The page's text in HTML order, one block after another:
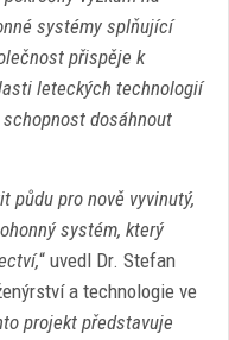
systémy splňující
přispěje k
leteckých technologií
dosáhnout
půdu pro nově vyvinutý,
systém, který
“ uvedl Dr. Stefan
a technologie ve
projekt představuje